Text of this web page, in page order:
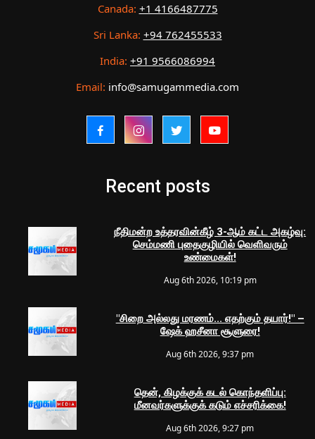
Canada: +1 4166487775
Sri Lanka: +94 762455533
India: +91 9566086994
Email: info@samugammedia.com
Recent posts
நீதிமன்ற உத்தரவின்கீழ் 3-ஆம் கட்ட அகழ்வு:
செம்மணி புதைகுழியில் வெளிவரும்
உண்மைகள்!
Aug 6th 2026, 10:19 pm
"சிறை அல்லது மரணம்... எதற்கும் தயார்!" –
ஷேக் ஹசீனா சூளுரை!
Aug 6th 2026, 9:37 pm
தென், கிழக்குக் கடல் கொந்தளிப்பு:
மீனவர்களுக்குக் கடும் எச்சரிக்கை!
Aug 6th 2026, 9:27 pm